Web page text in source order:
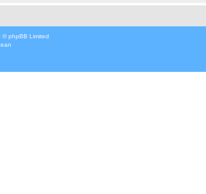
© phpBB Limited